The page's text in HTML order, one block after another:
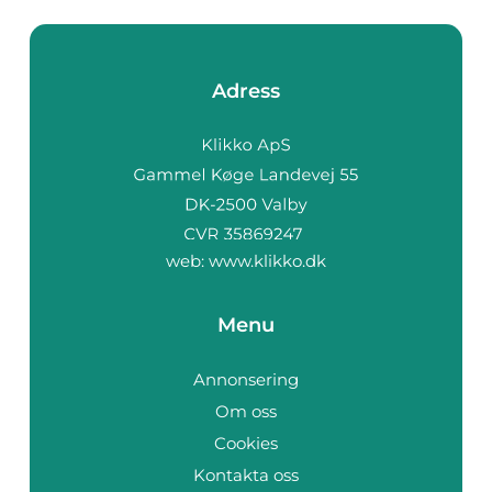
Adress
web: www.klikko.dk
Menu
Annonsering
Om oss
Cookies
Kontakta oss